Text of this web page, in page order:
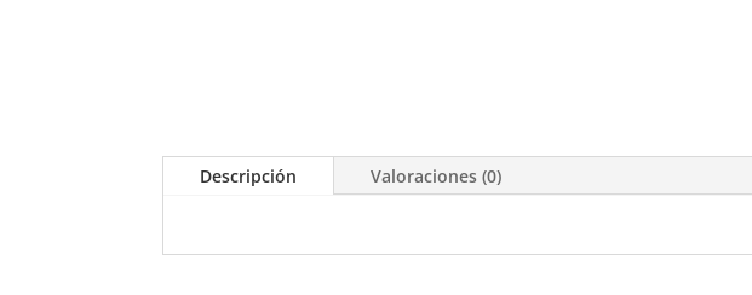
Descripción Valoraciones (0)